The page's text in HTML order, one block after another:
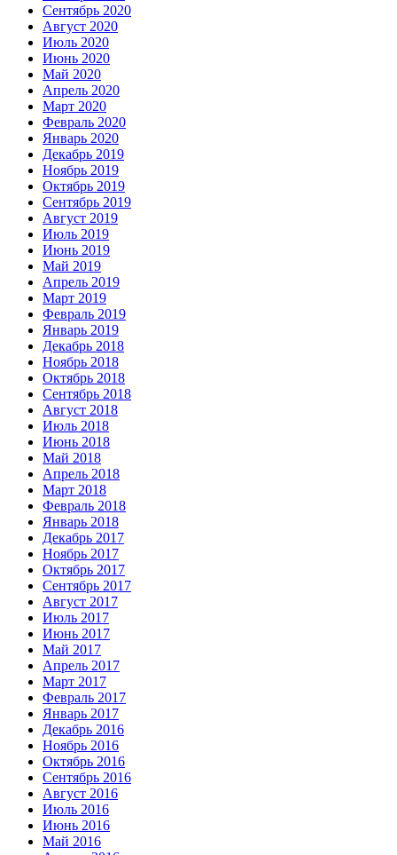
Сентябрь 2020
Август 2020
Июль 2020
Июнь 2020
Май 2020
Апрель 2020
Март 2020
Февраль 2020
Январь 2020
Декабрь 2019
Ноябрь 2019
Октябрь 2019
Сентябрь 2019
Август 2019
Июль 2019
Июнь 2019
Май 2019
Апрель 2019
Март 2019
Февраль 2019
Январь 2019
Декабрь 2018
Ноябрь 2018
Октябрь 2018
Сентябрь 2018
Август 2018
Июль 2018
Июнь 2018
Май 2018
Апрель 2018
Март 2018
Февраль 2018
Январь 2018
Декабрь 2017
Ноябрь 2017
Октябрь 2017
Сентябрь 2017
Август 2017
Июль 2017
Июнь 2017
Май 2017
Апрель 2017
Март 2017
Февраль 2017
Январь 2017
Декабрь 2016
Ноябрь 2016
Октябрь 2016
Сентябрь 2016
Август 2016
Июль 2016
Июнь 2016
Май 2016